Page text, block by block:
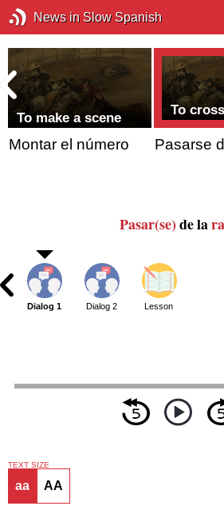
News in Slow Spanish
To make a scene
Montar el número
To
Pasarse
Pasar(se)de la
Dialog 1 Dialog 2 Lesson
TEXT SIZE
aa AA